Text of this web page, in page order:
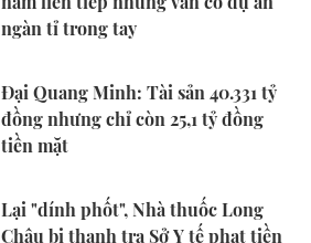
ngàn tỉ trong tay
Đại Quang Minh: Tài sản 40.331 tỷ
đồng nhưng chỉ còn 25,1 tỷ đồng
tiền mặt
Lại "dính phốt", Nhà thuốc Long
Châu bị thanh tra Sở Y tế phạt tiền